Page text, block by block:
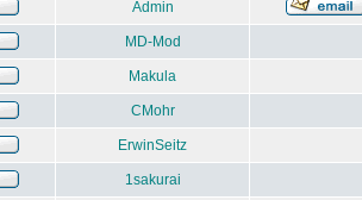
Admin
MD-Mod
Makula
CMohr
ErwinSeitz
1sakurai